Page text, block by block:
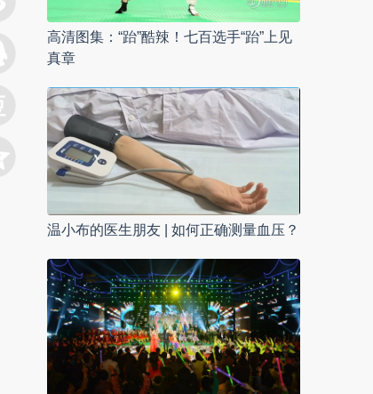
高清图集：“跆”酷辣！七百选手“跆”上见
真章
温小布的医生朋友 | 如何正确测量血压？